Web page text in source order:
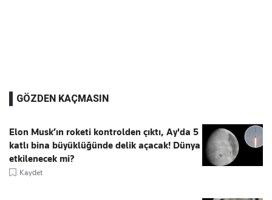
GÖZDEN KAÇMASIN
Elon Musk’ın roketi kontrolden çıktı, Ay'da 5
katlı bina büyüklüğünde delik açacak! Dünya
etkilenecek mi?
Kaydet